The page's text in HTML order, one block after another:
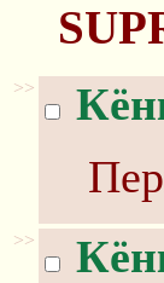
>>
>>